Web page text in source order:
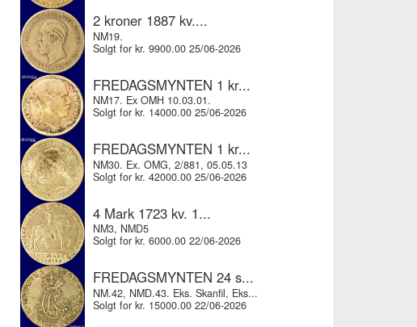
2 kroner 1887 kv....
NM19.
Solgt for kr. 9900.00 25/06-2026
FREDAGSMYNTEN 1 kr...
NM17. Ex OMH 10.03.01.
Solgt for kr. 14000.00 25/06-2026
FREDAGSMYNTEN 1 kr...
NM30. Ex. OMG, 2/881, 05.05.13
Solgt for kr. 42000.00 25/06-2026
4 Mark 1723 kv. 1...
NM3, NMD5
Solgt for kr. 6000.00 22/06-2026
FREDAGSMYNTEN 24 s...
NM.42, NMD.43. Eks. Skanfil, Eks...
Solgt for kr. 15000.00 22/06-2026